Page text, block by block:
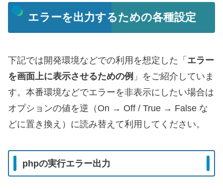
エラーを出力するための各種設定
下記では開発環境などでの利用を想定した「 エラー
を画面上に表示させるための例 」をご紹介していま
す。本番環境などでエラーを非表示にしたい場合は
オプションの値を逆（On → Off / True → False な
どに置き換え）に読み替えて利用してください。
phpの実行エラー出力